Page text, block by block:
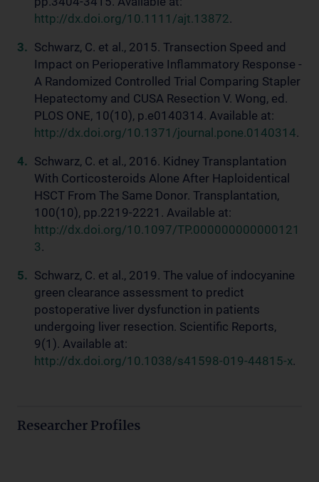
http://dx.doi.org/10.1111/ajt.13872.
Schwarz, C. et al., 2015. Transection Speed and
Impact on Perioperative Inflammatory Response -
A Randomized Controlled Trial Comparing Stapler
Hepatectomy and CUSA Resection V. Wong, ed.
PLOS ONE, 10(10), p.e0140314. Available at:
http://dx.doi.org/10.1371/journal.pone.0140314.
Schwarz, C. et al., 2016. Kidney Transplantation
With Corticosteroids Alone After Haploidentical
HSCT From The Same Donor. Transplantation,
100(10), pp.2219-2221. Available at:
http://dx.doi.org/10.1097/TP.000000000000121
3.
Schwarz, C. et al., 2019. The value of indocyanine
green clearance assessment to predict
postoperative liver dysfunction in patients
undergoing liver resection. Scientific Reports,
9(1). Available at:
http://dx.doi.org/10.1038/s41598-019-44815-x.
Researcher Profiles